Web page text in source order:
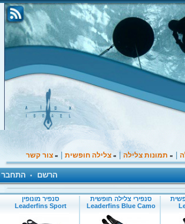
|
» תמונות צלילה |
» צלילה חופשית |
» צור קשר
הרשם • התחבר